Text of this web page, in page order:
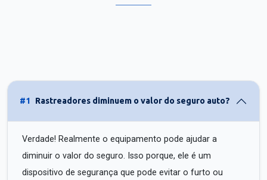
#1 Rastreadores diminuem o valor do seguro auto?
Verdade! Realmente o equipamento pode ajudar a
diminuir o valor do seguro. Isso porque, ele é um
dispositivo de segurança que pode evitar o furto ou